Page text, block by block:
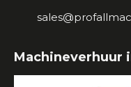
Machineverhuur